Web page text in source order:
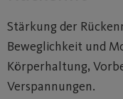
Stärkung der
Beweglichkeit und
Körperhaltung,
Verspannungen.